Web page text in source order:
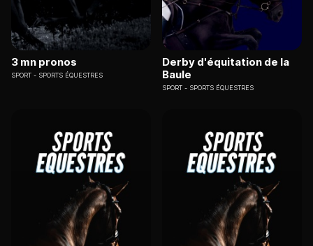
3 mn pronos
SPORT SPORTS ÉQUESTRES
Derby d'équitation de la
Baule
SPORT SPORTS ÉQUESTRES